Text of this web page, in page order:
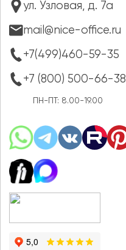
ул. Узловая, д. 7а
mail@nice-office.ru
+7(499)460-59-35
+7 (800) 500-66-38
ПН-ПТ: 8.00-19.00